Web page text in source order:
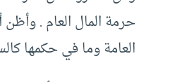
حرمة المال العام .
العامة وما في حكمها